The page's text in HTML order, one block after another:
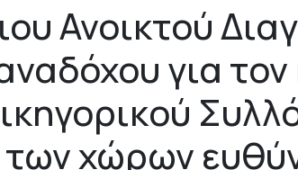
Ανοικτού
για
χώρων